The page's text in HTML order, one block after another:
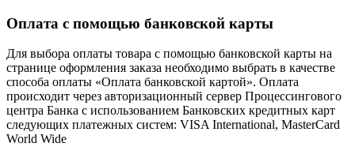
Оплата с помощью банковской карты
Для выбора оплаты товара с помощью банковской карты на
странице оформления заказа необходимо выбрать в качестве
способа оплаты «Оплата банковской картой». Оплата
происходит через авторизационный сервер Процессингового
центра Банка с использованием Банковских кредитных карт
следующих платежных систем: VISA International, MasterCard
World Wide